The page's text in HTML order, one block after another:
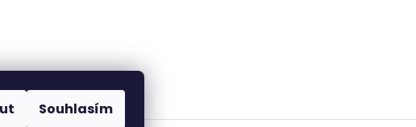
Souhlasím